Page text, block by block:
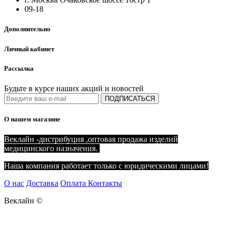
09-18
Дополнительно
Личный кабинет
Рассылка
Будьте в курсе наших акций и новостей
ПОДПИСАТЬСЯ
О нашем магазине
Веклайн -дистрибуция ,оптовая продажа изделий
медицинского назначения.
Наша компания работает только с юридическими лицами!
О нас Доставка Оплата Контакты
Веклайн ©